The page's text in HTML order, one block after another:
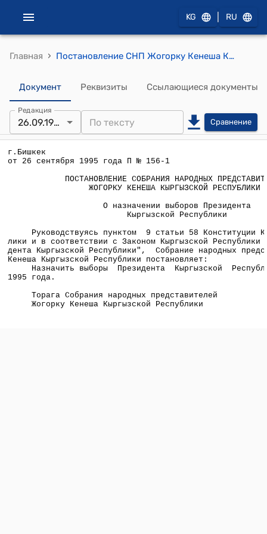
KG RU
Главная › Постановление СНП Жогорку Кенеша КР от 26 сентября 1995 года П N 156-1 "О назначении выборов Президента Кыргызской Республики"
Документ Реквизиты Ссылающиеся документы
Редакция
26.09.1995 Сравнение